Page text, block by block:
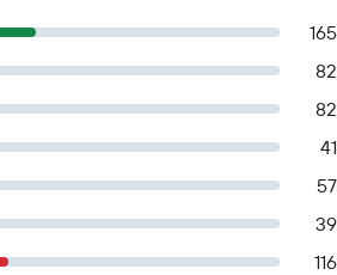
165
82
82
41
57
39
116